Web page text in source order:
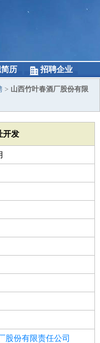
历 招聘企业
> 山西竹叶春酒厂股份有限
开发
股份有限责任公司